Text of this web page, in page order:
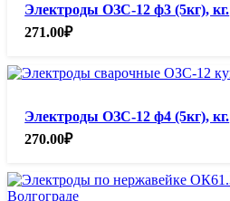
Электроды ОЗС-12 ф3 (5кг), кг.
271.00₽
Электроды ОЗС-12 ф4 (5кг), кг.
270.00₽